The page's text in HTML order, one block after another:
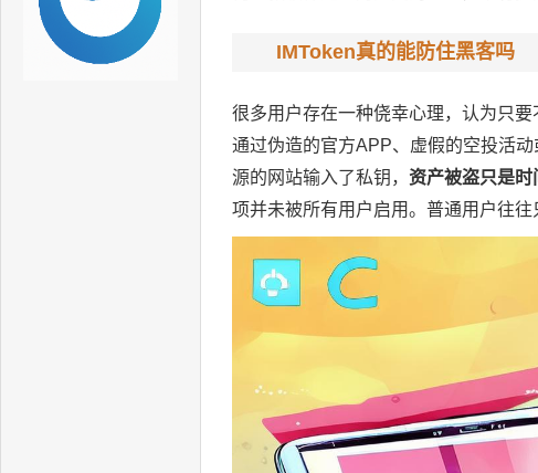
IMToken真的能防住黑客吗
很多用户存在一种侥幸心理，认为只
通过伪造的官方APP、虚假的空投活
源的网站输入了私钥， 资产被盗只是时
项并未被所有用户启用。普通用户往